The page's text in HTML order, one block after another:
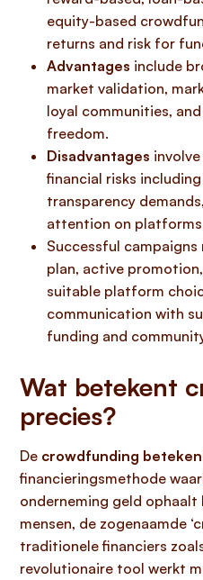
equity-based
returns and risk for
Advantages include
market validation,
loyal communities,
freedom.
Disadvantages
financial risks
transparency
attention on
Successful
plan, active
suitable platform
communication with
funding and
Wat betekent
precies?
De crowdfunding
financieringsmethode
onderneming geld
mensen, de zogenaamde
traditionele financiers
revolutionaire tool werkt